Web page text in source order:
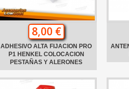
8,00 €
ADHESIVO ALTA FIJACION PRO
P1 HENKEL COLOCACION
PESTAÑAS Y ALERONES